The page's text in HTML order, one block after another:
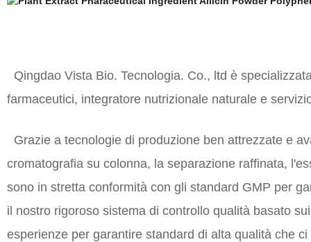
Qingdao Vista Bio. Tecnologia. Co., ltd è
farmaceutici, integratore nutrizionale naturale e
Grazie a tecnologie di produzione ben attrezzate e
cromatografia su colonna, la separazione raffinata,
sono in stretta conformità con gli standard GMP per
il nostro rigoroso sistema di controllo qualità basato
esperienze per garantire standard di alta qualità che